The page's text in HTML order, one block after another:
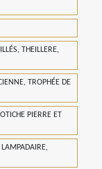
THEILLERE,
TROPHÉE DE
PIERRE ET